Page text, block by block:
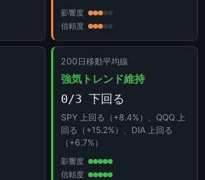
影響度
信頼度
200日移動平均線
強気トレンド維持
0/3 下回る
SPY 上回る（+8.4%）、QQQ 上
回る（+15.2%）、DIA 上回る
（+6.7%）
影響度
信頼度